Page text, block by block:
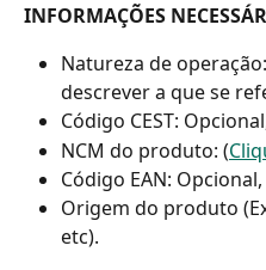
INFORMAÇÕES
Natureza de
descrever a que se
Código CEST:
NCM do produto: (
Código EAN:
Origem do produto
etc).